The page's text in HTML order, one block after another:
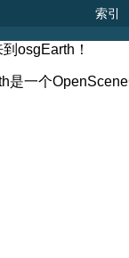
索引
osgEarth！
是一个